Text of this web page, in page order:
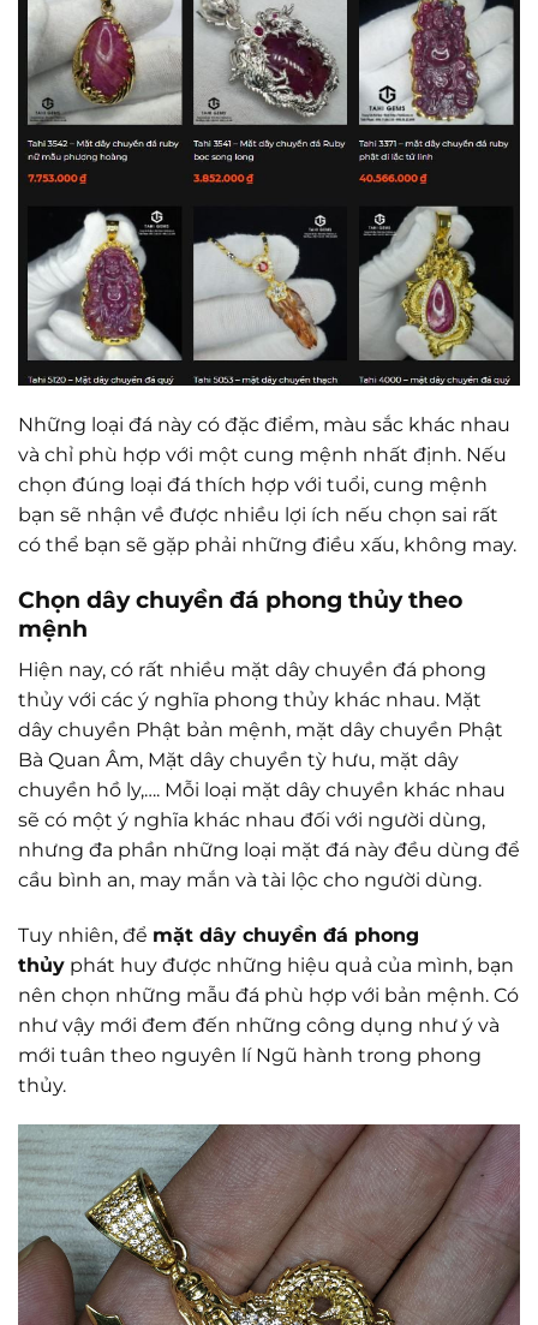
Những loại đá này có đặc điểm, màu sắc khác nhau
và chỉ phù hợp với một cung mệnh nhất định. Nếu
chọn đúng loại đá thích hợp với tuổi, cung mệnh
bạn sẽ nhận về được nhiều lợi ích nếu chọn sai rất
có thể bạn sẽ gặp phải những điều xấu, không may.
Chọn dây chuyền đá phong thủy theo
mệnh
Hiện nay, có rất nhiều mặt dây chuyền đá phong
thủy với các ý nghĩa phong thủy khác nhau. Mặt
dây chuyền Phật bản mệnh, mặt dây chuyền Phật
Bà Quan Âm, Mặt dây chuyền tỳ hưu, mặt dây
chuyền hồ ly,…. Mỗi loại mặt dây chuyền khác nhau
sẽ có một ý nghĩa khác nhau đối với người dùng,
nhưng đa phần những loại mặt đá này đều dùng để
cầu bình an, may mắn và tài lộc cho người dùng.
Tuy nhiên, để mặt dây chuyền đá phong
thủy phát huy được những hiệu quả của mình, bạn
nên chọn những mẫu đá phù hợp với bản mệnh. Có
như vậy mới đem đến những công dụng như ý và
mới tuân theo nguyên lí Ngũ hành trong phong
thủy.